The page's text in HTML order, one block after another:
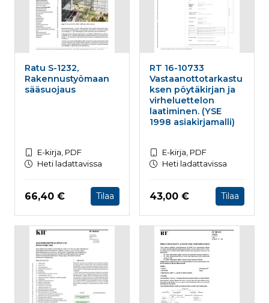
Ratu S-1232,
Rakennustyömaan
sääsuojaus
E-kirja, PDF
Heti ladattavissa
Hinta nyt
66,40 € Tilaa
RT 16-10733
Vastaanottotarkastu
ksen pöytäkirjan ja
virheluettelon
laatiminen. (YSE
1998 asiakirjamalli)
E-kirja, PDF
Heti ladattavissa
Hinta nyt
43,00 € Tilaa